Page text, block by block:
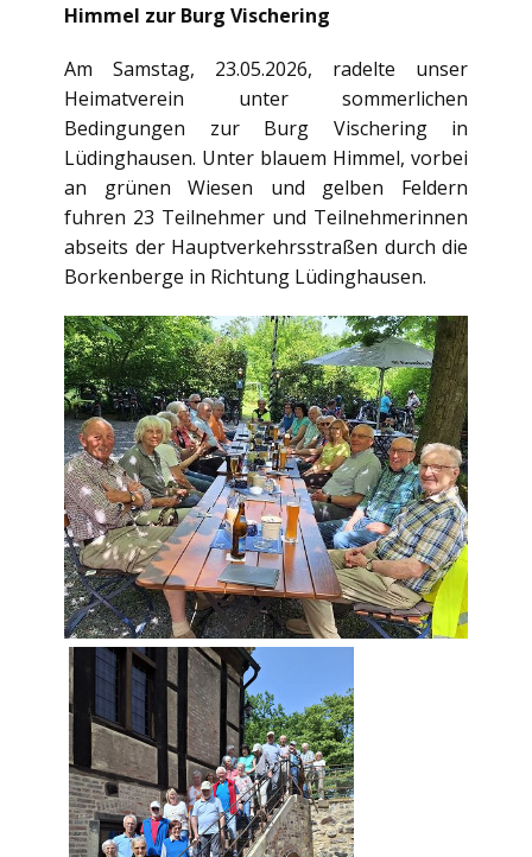
Himmel zur Burg Vischering
Am Samstag, 23.05.2026, radelte unser
Heimatverein unter sommerlichen
Bedingungen zur Burg Vischering in
Lüdinghausen. Unter blauem Himmel, vorbei
an grünen Wiesen und gelben Feldern
fuhren 23 Teilnehmer und Teilnehmerinnen
abseits der Hauptverkehrsstraßen durch die
Borkenberge in Richtung Lüdinghausen.